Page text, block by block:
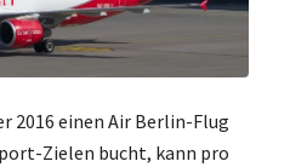
2016 einen Air Berlin-Flug
Zielen bucht, kann pro